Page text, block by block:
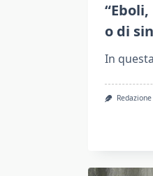
o di
In
Redazione